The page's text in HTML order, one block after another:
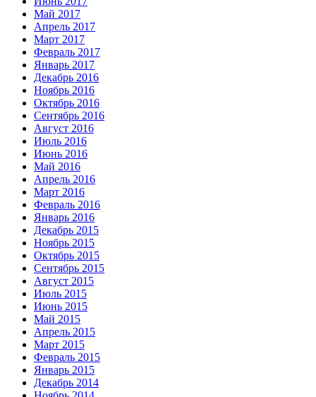
Май 2017
Апрель 2017
Март 2017
Февраль 2017
Январь 2017
Декабрь 2016
Ноябрь 2016
Октябрь 2016
Сентябрь 2016
Август 2016
Июль 2016
Июнь 2016
Май 2016
Апрель 2016
Март 2016
Февраль 2016
Январь 2016
Декабрь 2015
Ноябрь 2015
Октябрь 2015
Сентябрь 2015
Август 2015
Июль 2015
Июнь 2015
Май 2015
Апрель 2015
Март 2015
Февраль 2015
Январь 2015
Декабрь 2014